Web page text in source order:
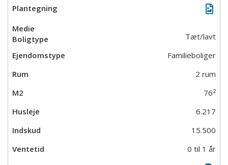
Tæt/lavt
Familieboliger
2 rum
762
6.217
15.500
0 til 1 år